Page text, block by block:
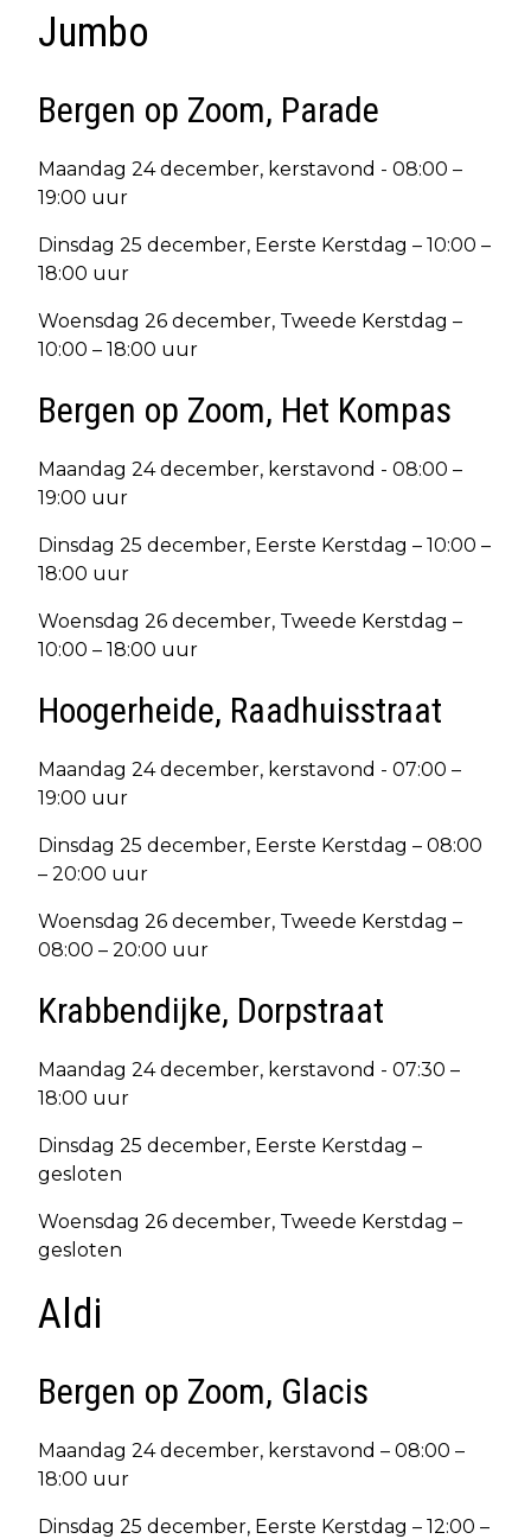
Jumbo
Bergen op Zoom, Parade
Maandag 24 december, kerstavond - 08:00 –
19:00 uur
Dinsdag 25 december, Eerste Kerstdag – 10:00 –
18:00 uur
Woensdag 26 december, Tweede Kerstdag –
10:00 – 18:00 uur
Bergen op Zoom, Het Kompas
Maandag 24 december, kerstavond - 08:00 –
19:00 uur
Dinsdag 25 december, Eerste Kerstdag – 10:00 –
18:00 uur
Woensdag 26 december, Tweede Kerstdag –
10:00 – 18:00 uur
Hoogerheide, Raadhuisstraat
Maandag 24 december, kerstavond - 07:00 –
19:00 uur
Dinsdag 25 december, Eerste Kerstdag – 08:00
– 20:00 uur
Woensdag 26 december, Tweede Kerstdag –
08:00 – 20:00 uur
Krabbendijke, Dorpstraat
Maandag 24 december, kerstavond - 07:30 –
18:00 uur
Dinsdag 25 december, Eerste Kerstdag –
gesloten
Woensdag 26 december, Tweede Kerstdag –
gesloten
Aldi
Bergen op Zoom, Glacis
Maandag 24 december, kerstavond – 08:00 –
18:00 uur
Dinsdag 25 december, Eerste Kerstdag – 12:00 –